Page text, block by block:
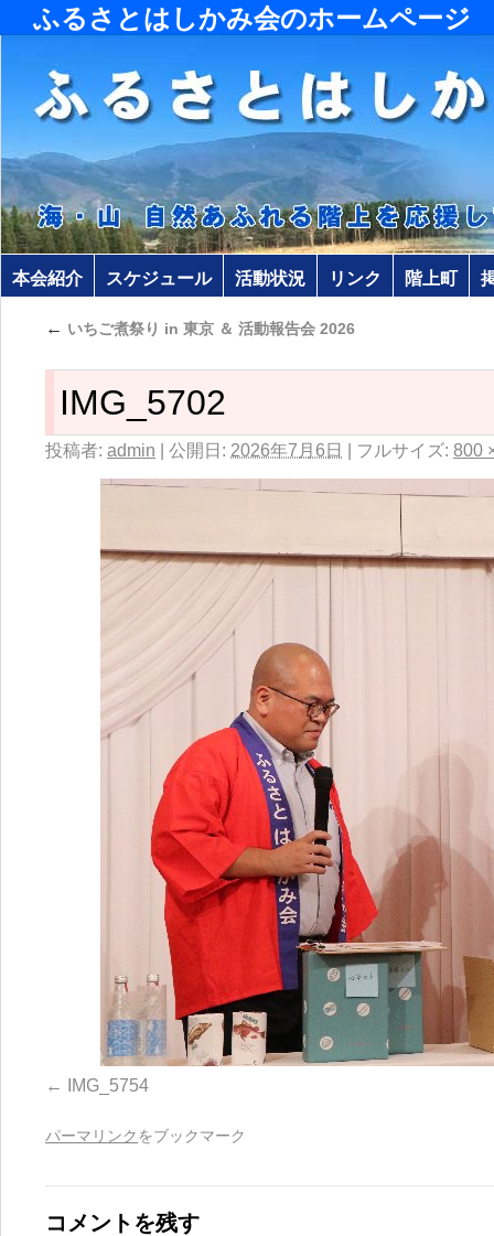
ふるさとはしかみ会のホームページ
本会紹介 スケジュール 活動状況 リンク 階上町
← いちご煮祭り in 東京 ＆ 活動報告会 2026
IMG_5702
投稿者: admin 公開日: 2026年7月6日 フルサイズ: 800
IMG_5754
パーマリンク をブックマーク
コメントを残す